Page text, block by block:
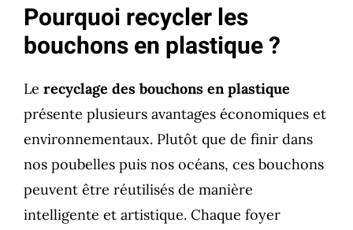
Pourquoi recycler les
bouchons en plastique ?
Le recyclage des bouchons en plastique
présente plusieurs avantages économiques et
environnementaux. Plutôt que de finir dans
nos poubelles puis nos océans, ces bouchons
peuvent être réutilisés de manière
intelligente et artistique. Chaque foyer